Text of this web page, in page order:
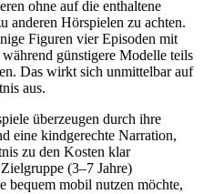
ohne auf die enthaltene
anderen Hörspielen zu achten.
Figuren vier Episoden mit
günstigere Modelle teils
Das wirkt sich unmittelbar auf
aus.
überzeugen durch ihre
eine kindgerechte Narration,
zu den Kosten klar
(3–7 Jahre)
bequem mobil nutzen möchte,